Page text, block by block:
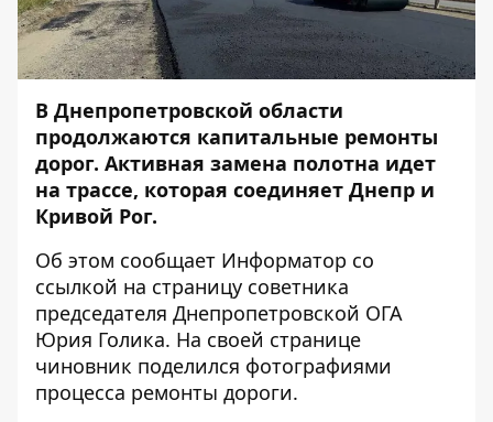
В Днепропетровской области
продолжаются капитальные ремонты
дорог. Активная замена полотна идет
на трассе, которая соединяет Днепр и
Кривой Рог.
Об этом сообщает Информатор со
ссылкой на страницу советника
председателя Днепропетровской ОГА
Юрия Голика. На своей странице
чиновник поделился фотографиями
процесса ремонты дороги.